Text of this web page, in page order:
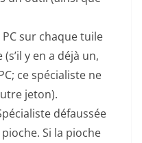
sur chaque tuile
y en a déjà un,
ce spécialiste ne
jeton).
défaussée
Si la pioche